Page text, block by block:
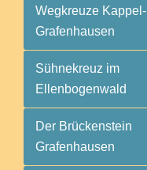
Wegkreuze Kappel-
Grafenhausen
Sühnekreuz im
Ellenbogenwald
Der Brückenstein
Grafenhausen